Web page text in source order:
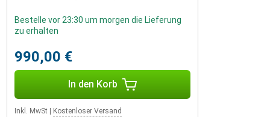
Bestelle vor 23:30 um morgen die Lieferung
zu erhalten
990,00 €
In den Korb
Inkl. MwSt Kostenloser Versand